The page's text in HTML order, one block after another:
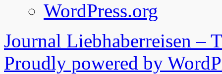
WordPress.org
Journal Liebhaberreisen –
Proudly powered by